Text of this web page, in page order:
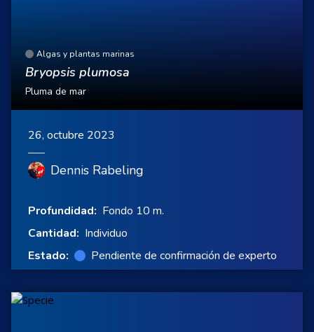
Algas y plantas marinas
Bryopsis plumosa
Pluma de mar
26, octubre 2023
Dennis Rabeling
Profundidad: Fondo 10 m.
Cantidad: Individuo
Estado:
Pendiente de confirmación de experto